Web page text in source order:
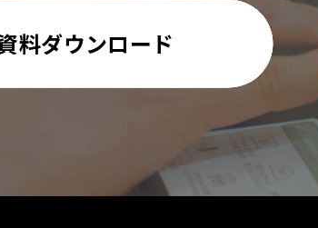
料ダウンロード